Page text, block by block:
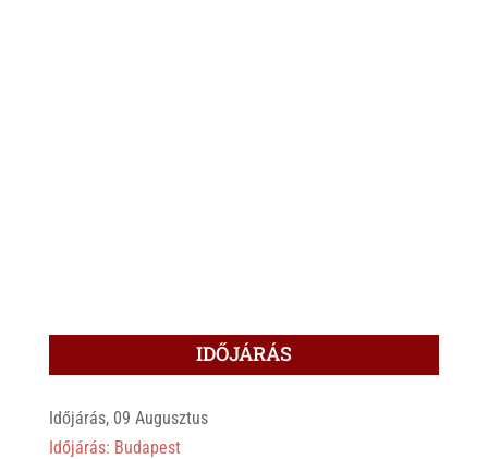
IDŐJÁRÁS
Időjárás, 09 Augusztus
Időjárás: Budapest